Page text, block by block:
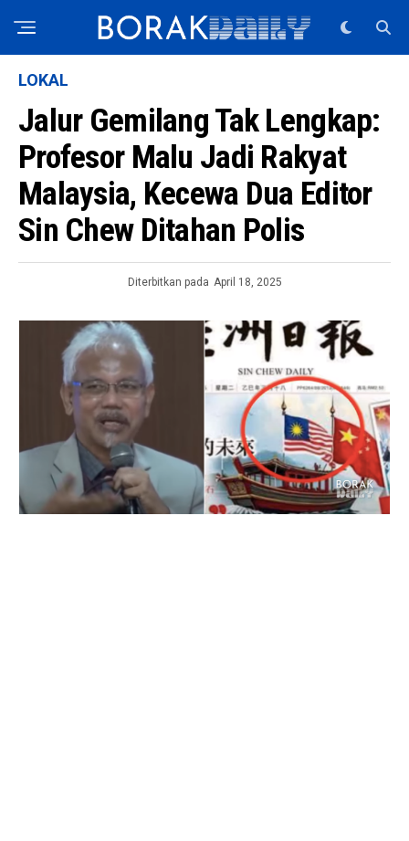
LOKAL
Jalur Gemilang Tak Lengkap:
Profesor Malu Jadi Rakyat
Malaysia, Kecewa Dua Editor
Sin Chew Ditahan Polis
Diterbitkan pada April 18, 2025